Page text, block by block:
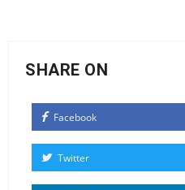
SHARE ON
Facebook
Twitter